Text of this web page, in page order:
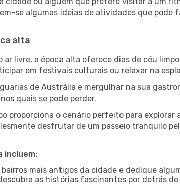
se algumas ideias de atividades que pode
alta
livre, a época alta oferece dias de céu
em festivais culturais ou relaxar na
de Austrália e mergulhar na sua
quais se pode perder.
proporciona o cenário perfeito para
desfrutar de um passeio tranquilo
incluem:
bairros mais antigos da cidade e dedique
as histórias fascinantes por detrás